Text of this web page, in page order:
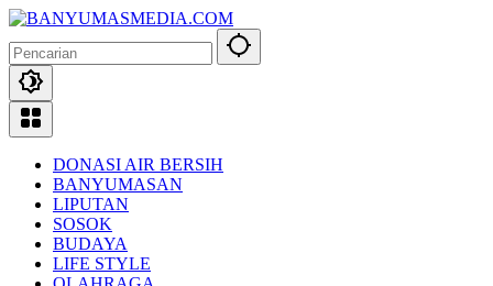
Langsung
konten
DONASI AIR BERSIH
BANYUMASAN
LIPUTAN
SOSOK
BUDAYA
LIFE STYLE